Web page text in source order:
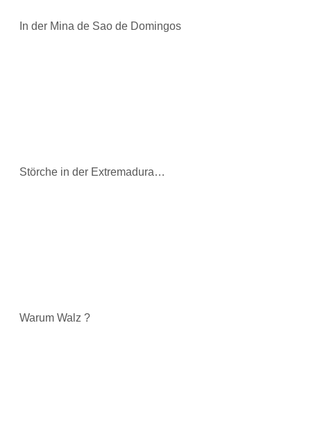
In der Mina de Sao de Domingos
Störche in der Extremadura…
Warum Walz ?